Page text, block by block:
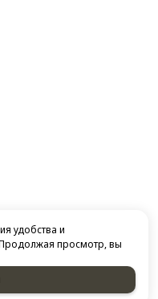
удобства и
просмотр, вы